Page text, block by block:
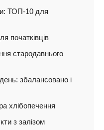
ТОП-10 для
початківців
стародавнього
збалансовано і
хлібопечення
з залізом